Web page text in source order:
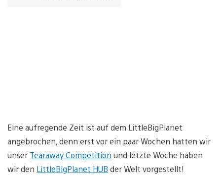
Eine aufregende Zeit ist auf dem LittleBigPlanet
angebrochen, denn erst vor ein paar Wochen hatten wir
unser Tearaway Competition und letzte Woche haben
wir den LittleBigPlanet HUB der Welt vorgestellt!